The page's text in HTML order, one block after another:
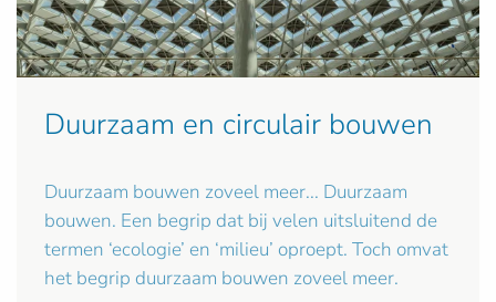
Duurzaam en circulair bouwen
Duurzaam bouwen zoveel meer... Duurzaam
bouwen. Een begrip dat bij velen uitsluitend de
termen ‘ecologie’ en ‘milieu’ oproept. Toch omvat
het begrip duurzaam bouwen zoveel meer.